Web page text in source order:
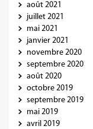
août 2021
juillet 2021
mai 2021
janvier 2021
novembre 2020
septembre 2020
août 2020
octobre 2019
septembre 2019
mai 2019
avril 2019